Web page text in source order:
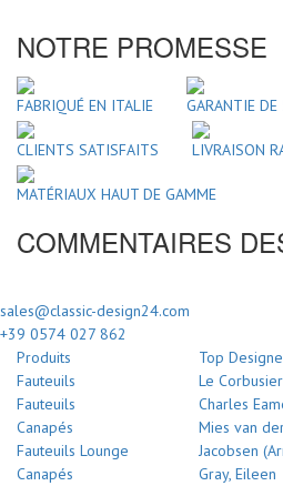
NOTRE PROMESSE
FABRIQUÉ EN ITALIE GARANTIE DE
CLIENTS SATISFAITS LIVRAISON
MATÉRIAUX HAUT DE GAMME
COMMENTAIRES
sales@classic-design24.com
+39 0574 027 862
Produits
Fauteuils
Fauteuils
Canapés
Fauteuils Lounge
Canapés
Top
Le Corbusier
Charles
Mies van
Jacobsen
Gray, Eileen